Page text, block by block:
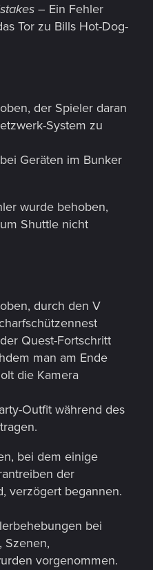
– Ein Fehler
Tor zu Bills Hot-Dog-
der Spieler daran
System zu
Geräten im Bunker
wurde behoben,
Shuttle nicht
durch den V
Quest-Fortschritt
man am Ende
die Kamera
Outfit während des
bei dem einige
der
verzögert begannen.
bei
Szenen,
vorgenommen.